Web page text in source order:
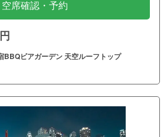
空席確認・予約
BBQビアガーデン 天空ルーフトップ